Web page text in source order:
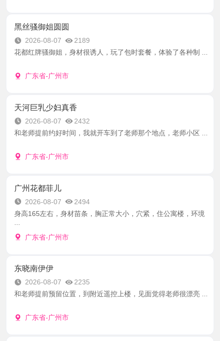
黑丝骚御姐圆圆
2026-08-07
2189
花都红牌骚御姐，身材很诱人，玩了包时套餐，体验了各种制 ...
广东省-广州市
天河巨乳少妇真香
2026-08-07
2432
和老师提前约好时间，我就开车到了老师那个地点，老师小区 ...
广东省-广州市
广州花都菲儿
2026-08-07
2494
身高165左右，身材苗条，胸正常大小，穴紧，住公寓楼，环境
广东省-广州市
东晓南伊伊
2026-08-07
2235
和老师提前预留位置，到附近遥控上楼，见面觉得老师很漂亮 ...
广东省-广州市